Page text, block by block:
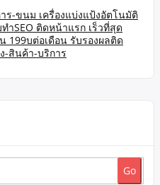
ร-ขนม เครื่องแบ่งแป้งอัตโนมัติ
ำSEO ติดหน้าแรก เร็วที่สุด
199บต่อเดือน รับรองผลติด
-สินค้า-บริการ